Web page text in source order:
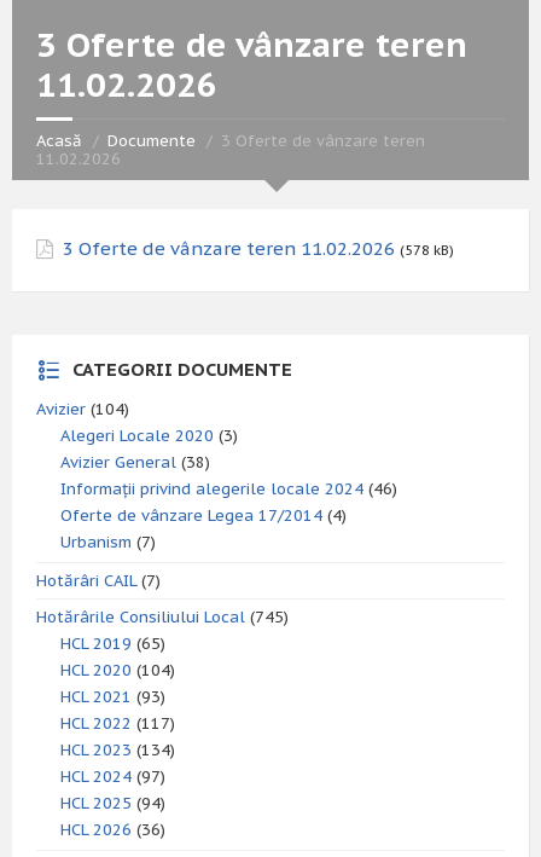
3 Oferte de vânzare teren
11.02.2026
Acasă Documente
3 Oferte de vânzare teren
11.02.2026
3 Oferte de vânzare teren 11.02.2026 (578 kB)
CATEGORII DOCUMENTE
Avizier (104)
Alegeri Locale 2020 (3)
Avizier General (38)
Informații privind alegerile locale 2024 (46)
Oferte de vânzare Legea 17/2014 (4)
Urbanism (7)
Hotărâri CAIL(7)
Hotărârile Consiliului Local (745)
HCL 2019 (65)
HCL 2020 (104)
HCL 2021 (93)
HCL 2022 (117)
HCL 2023 (134)
HCL 2024 (97)
HCL 2025 (94)
HCL 2026 (36)